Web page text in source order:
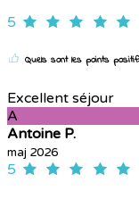
5
Quels sont les points
Excellent séjour
A
Antoine P.
maj 2026
5